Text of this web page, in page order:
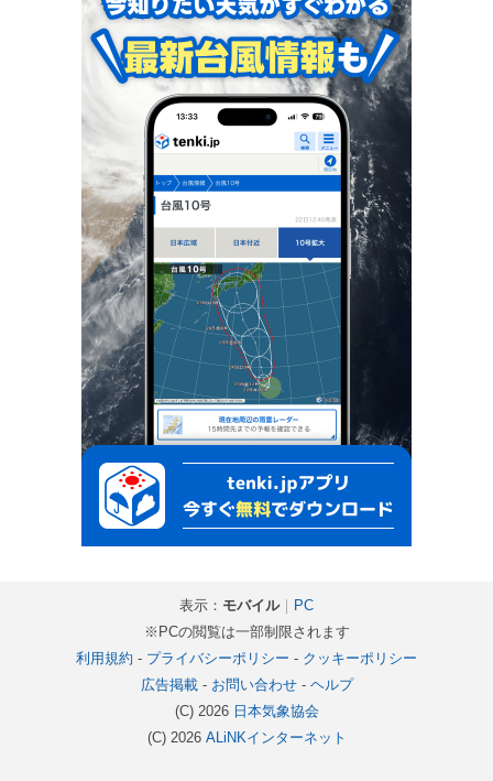
表示： モバイル｜ PC
※PCの閲覧は一部制限されます
利用規約 - プライバシーポリシー - クッキーポリシー
広告掲載- お問い合わせ- ヘルプ
(C) 2026 日本気象協会
(C) 2026 ALiNKインターネット